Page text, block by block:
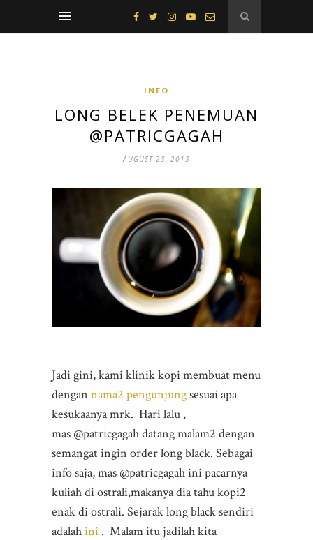
INFO
LONG BELEK PENEMUAN
@PATRICGAGAH
AUGUST 23, 2013
Jadi gini, kami klinik kopi membuat menu
dengan nama2 pengunjungsesuai apa
kesukaanya mrk. Hari lalu ,
mas @patricgagah datang malam2 dengan
semangat ingin order long black. Sebagai
info saja, mas @patricgagah ini pacarnya
kuliah di ostrali,makanya dia tahu kopi2
enak di ostrali. Sejarak long black sendiri
adalahini . Malam itu jadilah kita